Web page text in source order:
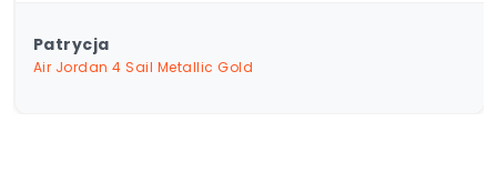
Patrycja
Air Jordan 4 Sail Metallic Gold